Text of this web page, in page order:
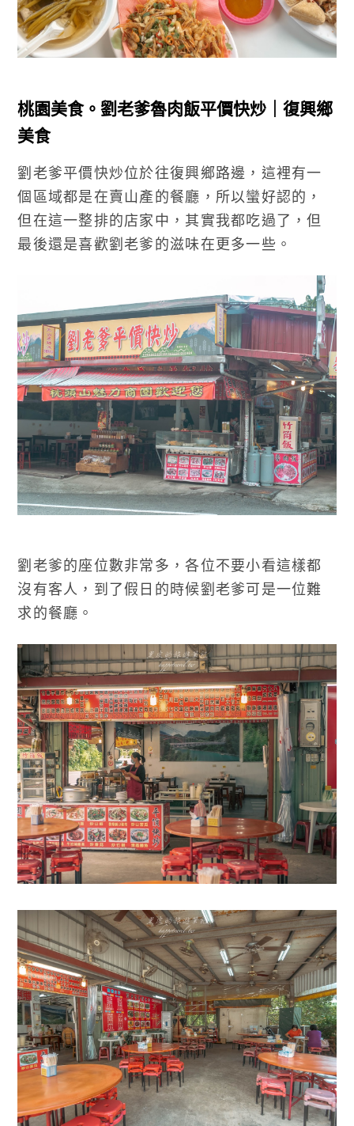
桃園美食。劉老爹魯肉飯平價快炒｜復興鄉
美食
劉老爹平價快炒位於往復興鄉路邊，這裡有一
個區域都是在賣山產的餐廳，所以蠻好認的，
但在這一整排的店家中，其實我都吃過了，但
最後還是喜歡劉老爹的滋味在更多一些。
劉老爹的座位數非常多，各位不要小看這樣都
沒有客人，到了假日的時候劉老爹可是一位難
求的餐廳。